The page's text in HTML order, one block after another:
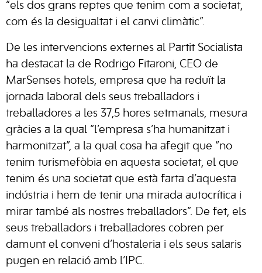
“els dos grans reptes que tenim com a societat,
com és la desigualtat i el canvi climàtic”.
De les intervencions externes al Partit Socialista
ha destacat la de Rodrigo Fitaroni, CEO de
MarSenses hotels, empresa que ha reduït la
jornada laboral dels seus treballadors i
treballadores a les 37,5 hores setmanals, mesura
gràcies a la qual “l’empresa s’ha humanitzat i
harmonitzat”, a la qual cosa ha afegit que “no
tenim turismefòbia en aquesta societat, el que
tenim és una societat que està farta d’aquesta
indústria i hem de tenir una mirada autocrítica i
mirar també als nostres treballadors”. De fet, els
seus treballadors i treballadores cobren per
damunt el conveni d’hostaleria i els seus salaris
pugen en relació amb l’IPC.